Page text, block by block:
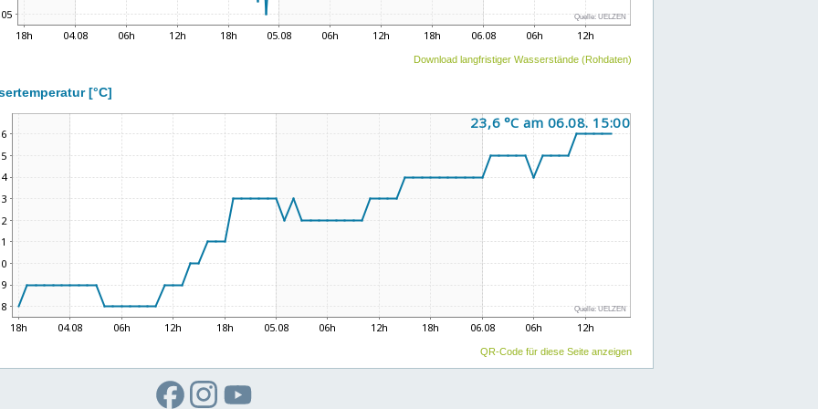
Download langfristiger Wasserstände (Rohdaten)
[°C]
QR-Code für diese Seite anzeigen